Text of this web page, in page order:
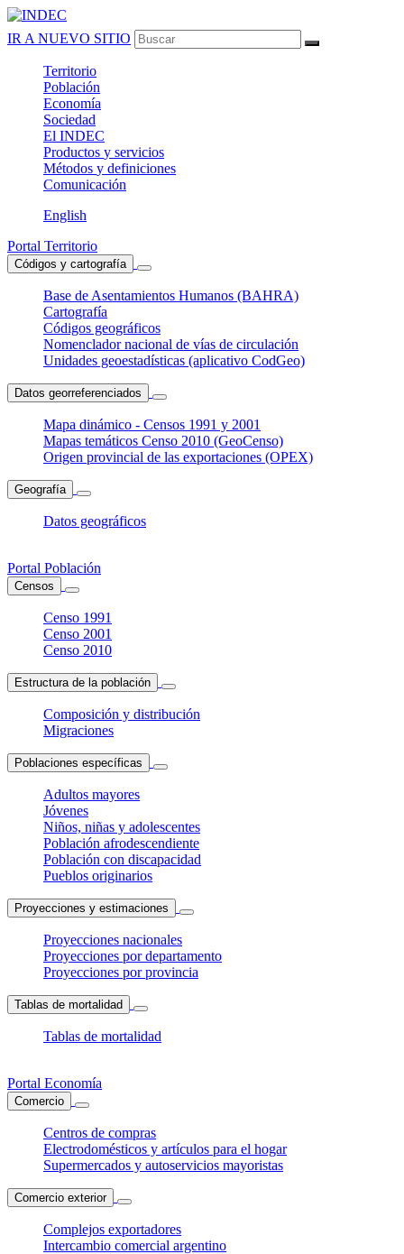
IR A NUEVO SITIO
Territorio
Población
Economía
Sociedad
El INDEC
Productos y servicios
Métodos y definiciones
Comunicación
English
Portal Territorio
Códigos y cartografía
Base de Asentamientos Humanos (BAHRA)
Cartografía
Códigos geográficos
Nomenclador nacional de vías de circulación
Unidades geoestadísticas (aplicativo CodGeo)
Datos georreferenciados
Mapa dinámico - Censos 1991 y 2001
Mapas temáticos Censo 2010 (GeoCenso)
Origen provincial de las exportaciones (OPEX)
Geografía
Datos geográficos
Portal Población
Censos
Censo 1991
Censo 2001
Censo 2010
Estructura de la población
Composición y distribución
Migraciones
Poblaciones específicas
Adultos mayores
Jóvenes
Niños, niñas y adolescentes
Población afrodescendiente
Población con discapacidad
Pueblos originarios
Proyecciones y estimaciones
Proyecciones nacionales
Proyecciones por departamento
Proyecciones por provincia
Tablas de mortalidad
Tablas de mortalidad
Portal Economía
Comercio
Centros de compras
Electrodomésticos y artículos para el hogar
Supermercados y autoservicios mayoristas
Comercio exterior
Complejos exportadores
Intercambio comercial argentino